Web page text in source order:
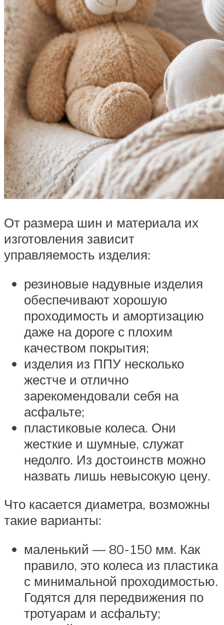
От размера шин и материала их
изготовления зависит
управляемость изделия:
резиновые надувные изделия
обеспечивают хорошую
проходимость и амортизацию
даже на дороге с плохим
качеством покрытия;
изделия из ППУ несколько
жестче и отлично
зарекомендовали себя на
асфальте;
пластиковые колеса. Они
жесткие и шумные, служат
недолго. Из достоинств можно
назвать лишь невысокую цену.
Что касается диаметра, возможны
такие варианты:
маленький — 80-150 мм. Как
правило, это колеса из пластика
с минимальной проходимостью.
Годятся для передвижения по
тротуарам и асфальту;